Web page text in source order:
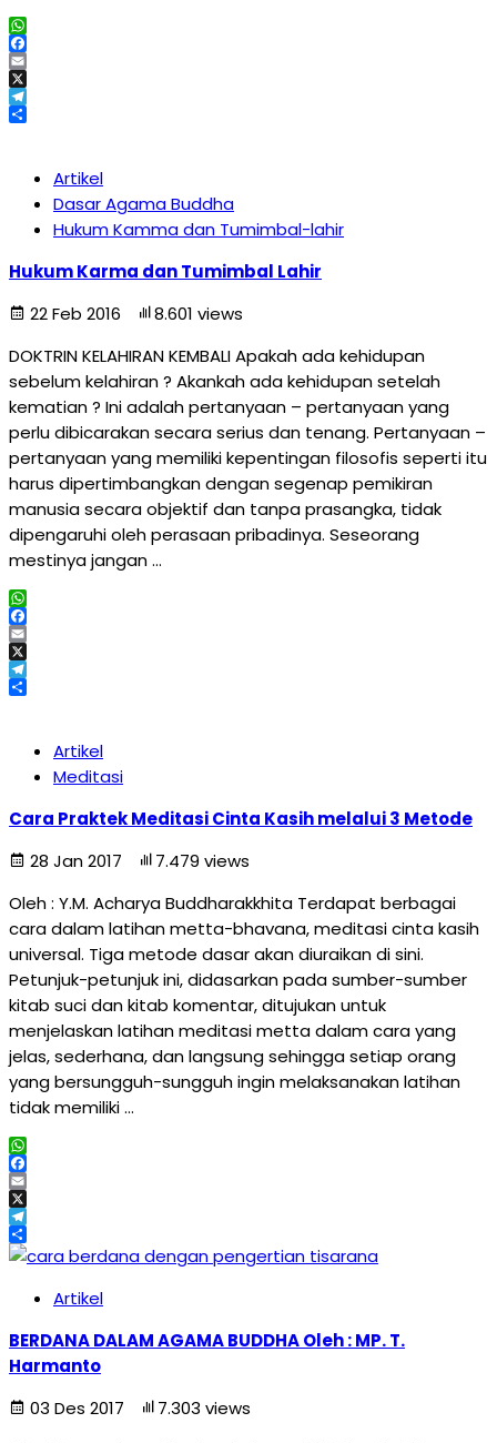
WhatsApp
Facebook
Email
X
Telegram
Artikel
Dasar Agama Buddha
Hukum Kamma dan Tumimbal-lahir
Hukum Karma dan Tumimbal Lahir
22 Feb 2016
8.601 views
DOKTRIN KELAHIRAN KEMBALI Apakah ada kehidupan
sebelum kelahiran ? Akankah ada kehidupan setelah
kematian ? Ini adalah pertanyaan – pertanyaan yang
perlu dibicarakan secara serius dan tenang. Pertanyaan –
pertanyaan yang memiliki kepentingan filosofis seperti itu
harus dipertimbangkan dengan segenap pemikiran
manusia secara objektif dan tanpa prasangka, tidak
dipengaruhi oleh perasaan pribadinya. Seseorang
mestinya jangan …
WhatsApp
Facebook
Email
X
Telegram
Artikel
Meditasi
Cara Praktek Meditasi Cinta Kasih melalui 3 Metode
28 Jan 2017
7.479 views
Oleh : Y.M. Acharya Buddharakkhita Terdapat berbagai
cara dalam latihan metta-bhavana, meditasi cinta kasih
universal. Tiga metode dasar akan diuraikan di sini.
Petunjuk-petunjuk ini, didasarkan pada sumber-sumber
kitab suci dan kitab komentar, ditujukan untuk
menjelaskan latihan meditasi metta dalam cara yang
jelas, sederhana, dan langsung sehingga setiap orang
yang bersungguh-sungguh ingin melaksanakan latihan
tidak memiliki …
WhatsApp
Facebook
Email
X
Telegram
Share
Artikel
BERDANA DALAM AGAMA BUDDHA Oleh : MP. T.
Harmanto
03 Des 2017
7.303 views